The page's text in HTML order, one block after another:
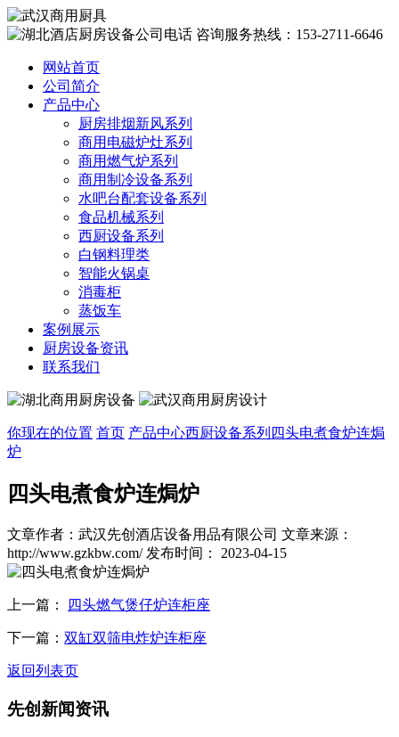
咨询服务热线：153-2711-6646
网站首页
公司简介
产品中心
厨房排烟新风系列
商用电磁炉灶系列
商用燃气炉系列
商用制冷设备系列
水吧台配套设备系列
食品机械系列
西厨设备系列
白钢料理类
智能火锅桌
消毒柜
蒸饭车
案例展示
厨房设备资讯
联系我们
你现在的位置 首页 产品中心西厨设备系列 四头电煮食炉连焗
炉
四头电煮食炉连焗炉
文章作者：武汉先创酒店设备用品有限公司 文章来源：
http://www.gzkbw.com/ 发布时间： 2023-04-15
上一篇： 四头燃气煲仔炉连柜座
下一篇： 双缸双筛电炸炉连柜座
返回列表页
先创 新闻资讯